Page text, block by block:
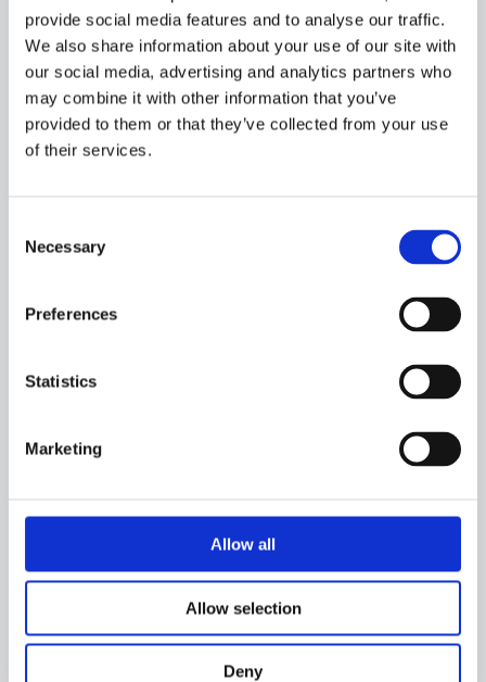
provide social media features and to analyse our traffic.
We also share information about your use of our site with
our social media, advertising and analytics partners who
may combine it with other information that you’ve
provided to them or that they’ve collected from your use
of their services.
Selection
Necessary
Preferences
Statistics
Marketing
Allow all
Allow selection
Deny
January 2022​
#466 - Christian í Grótinum